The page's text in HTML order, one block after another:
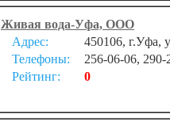
Живая вода-Уфа, ООО
Адрес:
450106, г.Уфа,
Телефоны:
256-06-06, 290-
Рейтинг:
0